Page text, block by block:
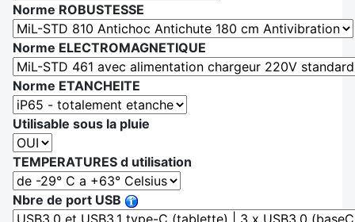
Norme ROBUSTESSE
Norme ELECTROMAGNETIQUE
Norme ETANCHEITE
Utilisable sous la pluie
TEMPERATURES d utilisation
Nbre de port USB